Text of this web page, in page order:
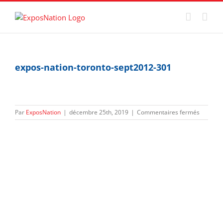
Passer
expos-nation-toronto-sept2012-301
Par ExposNation | décembre 25th, 2019 | Commentaires fermés
expos-